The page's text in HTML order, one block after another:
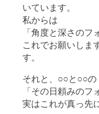
いています。
私からは
「角度と深さのフ
これでお願いしま
す。
それと、○○と○○
「その日頼みのフ
実はこれが真っ先